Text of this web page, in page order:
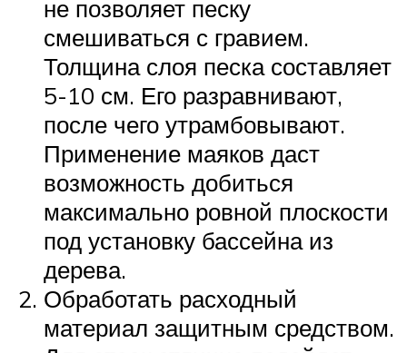
не позволяет песку
смешиваться с гравием.
Толщина слоя песка составляет
5-10 см. Его разравнивают,
после чего утрамбовывают.
Применение маяков даст
возможность добиться
максимально ровной плоскости
под установку бассейна из
дерева.
Обработать расходный
материал защитным средством.